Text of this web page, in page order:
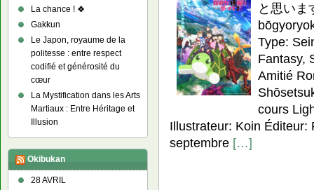
と思いま
Type:
Fantasy,
Amitié
cours
Illustrateur: Koin Éditeur:
septembre […]
La chance ! 🍀
Gakkun
Le Japon, royaume de la
politesse : entre respect
codifié et générosité du
cœur
La Mystification dans les Arts
Martiaux : Entre Héritage et
Illusion
Okibukan
28 AVRIL